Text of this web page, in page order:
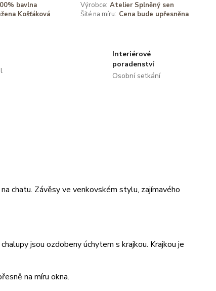
bavlna Výrobce: Atelier Splněný sen
Košťáková Šité na míru: Cena bude upřesněna
Interiérové
poradenství
Osobní setkání
chatu. Závěsy ve venkovském stylu, zajímavého
jsou ozdobeny úchytem s krajkou. Krajkou je
na míru okna.